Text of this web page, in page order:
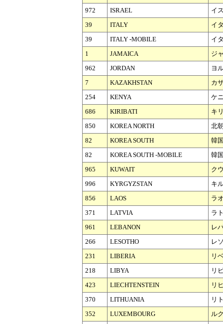
972
ISRAEL
イ
39
ITALY
イ
39
ITALY -MOBILE
イ
1
JAMAICA
ジ
962
JORDAN
ヨ
7
KAZAKHSTAN
カ
254
KENYA
ケ
686
KIRIBATI
キ
850
KOREA NORTH
北
82
KOREA SOUTH
韓
82
KOREA SOUTH -MOBILE
韓
965
KUWAIT
ク
996
KYRGYZSTAN
キ
856
LAOS
ラ
371
LATVIA
ラ
961
LEBANON
レ
266
LESOTHO
レ
231
LIBERIA
リ
218
LIBYA
リ
423
LIECHTENSTEIN
リ
370
LITHUANIA
リ
352
LUXEMBOURG
ル